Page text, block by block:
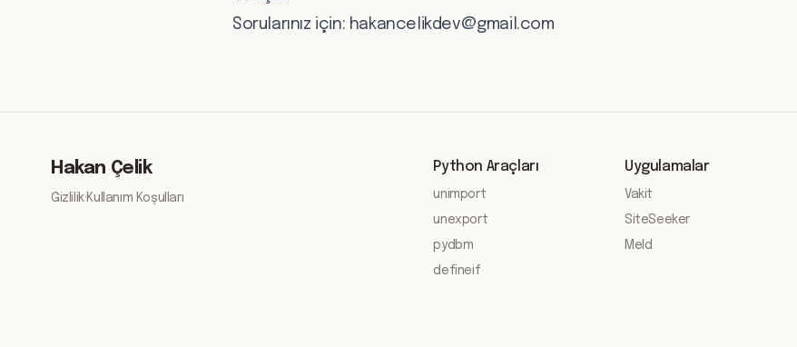
Sorularınız için: hakancelikdev@gmail.com
Hakan Çelik
Gizlilik·Kullanım Koşulları
Python Araçları
unimport
unexport
pydbm
defineif
Uygulamalar
Vakit
SiteSeeker
Meld